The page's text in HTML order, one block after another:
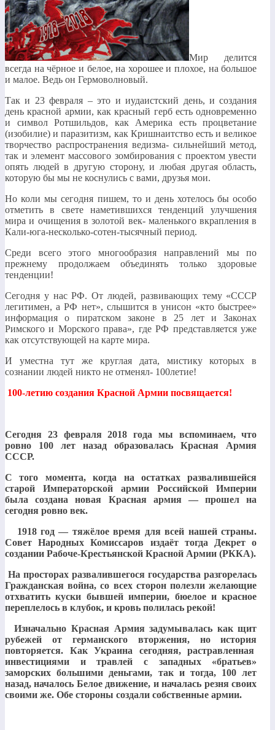
Мир делится
всегда на чёрное и белое, на хорошее и плохое, на большое
и малое. Ведь он Гермоволновый.
Так и 23 февраля – это и иудаистский день, и создания
день красной армии, как красный герб есть одновременно
и символ Ротшильдов, как Америка есть процветание
(изобилие) и паразитизм, как Кришнаитство есть и великое
творчество распространения ведизма- сильнейший метод,
так и элемент массового зомбирования с проектом увести
опять людей в другую сторону, и любая другая область,
которую бы мы не коснулись с вами, друзья мои.
Но коли мы сегодня пишем, то и день хотелось бы особо
отметить в свете наметившихся тенденций улучшения
мира и очищения в золотой век- маленького вкрапления в
Кали-юга-несколько-сотен-тысячный период.
Среди всего этого многообразия направлений мы по
прежнему продолжаем объединять только здоровые
тенденции!
Сегодня у нас РФ. От людей, развивающих тему «СССР
легитимен, а РФ нет», слышится в унисон «кто быстрее»
информация о пиратском законе в 25 лет и Законах
Римского и Морского права», где РФ представляется уже
как отсутствующей на карте мира.
И уместна тут же круглая дата, мистику которых в
сознании людей никто не отменял- 100летие!
100-летию создания Красной Армии посвящается!
Сегодня 23 февраля 2018 года мы вспоминаем, что
ровно 100 лет назад образовалась Красная Армия
СССР.
С того момента, когда на остатках развалившейся
старой Императорской армии Российской Империи
была создана новая Красная армия — прошел на
сегодня ровно век.
1918 год — тяжёлое время для всей нашей страны.
Совет Народных Комиссаров издаёт тогда Декрет о
создании Рабоче-Крестьянской Красной Армии (РККА).
На просторах развалившегося государства разгорелась
Гражданская война, со всех сторон полезли желающие
отхватить куски бывшей империи, бюелое и красное
переплелось в клубок, и кровь полилась рекой!
Изначально Красная Армия задумывалась как щит
рубежей от германского вторжения, но история
повторяется. Как Украина сегодняя, растравленная
инвестициями и травлей с западных «братьев»
заморских большими деньгами, так и тогда, 100 лет
назад, началось Белое движение, и началась резня своих
своими же. Обе стороны создали собственные армии.